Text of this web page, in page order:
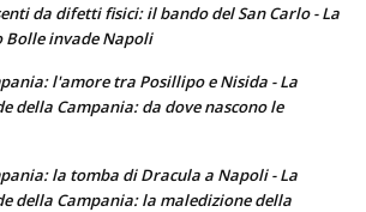
da difetti fisici: il bando del San Carlo - La
Bolle invade Napoli
l'amore tra Posillipo e Nisida - La
della Campania: da dove nascono le
la tomba di Dracula a Napoli - La
della Campania: la maledizione della